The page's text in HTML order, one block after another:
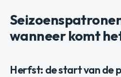
wanneer komt
Herfst: de start van de